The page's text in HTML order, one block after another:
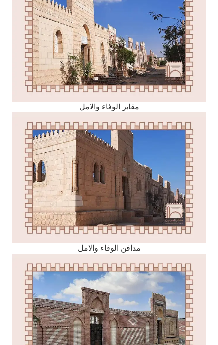
مقابر الوفاء والامل
مدافن الوفاء والامل